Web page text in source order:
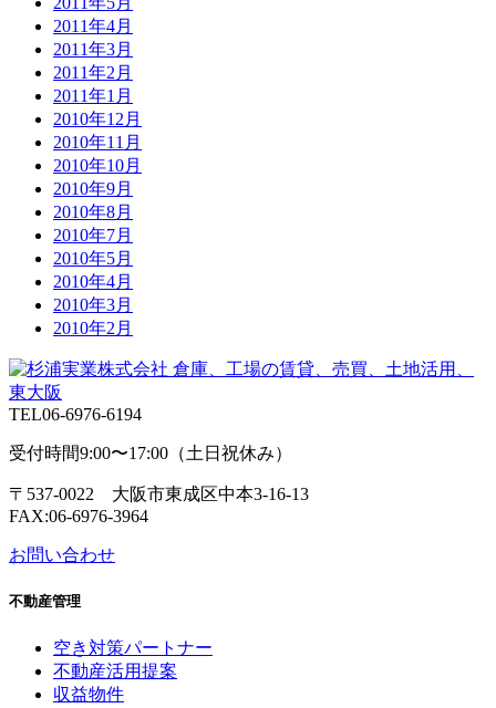
2011年4月
2011年3月
2011年2月
2011年1月
2010年12月
2010年11月
2010年10月
2010年9月
2010年8月
2010年7月
2010年5月
2010年4月
2010年3月
2010年2月
TEL06-6976-6194
受付時間9:00〜17:00（土日祝休み）
〒537-0022 大阪市東成区中本3-16-13
FAX:06-6976-3964
お問い合わせ
不動産管理
空き対策パートナー
不動産活用提案
収益物件